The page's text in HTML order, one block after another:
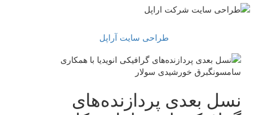
طراحی سایت آراپل
نسل بعدی پردازنده‌های